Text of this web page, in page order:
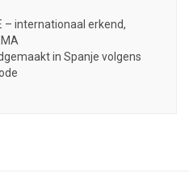
– internationaal erkend,
in Spanje volgens